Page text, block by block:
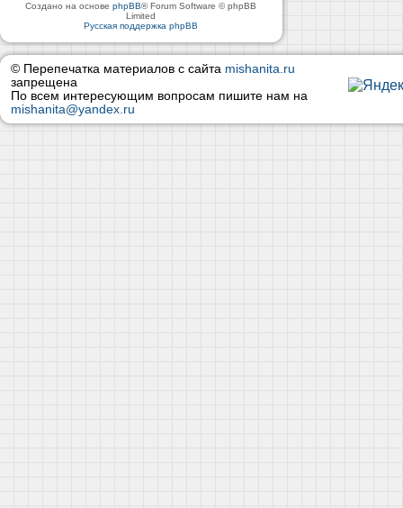
Создано на основеphpBB® Forum Software © phpBB
Limited
Русская поддержка phpBB
© Перепечатка материалов с сайта mishanita.ru
запрещена
По всем интересующим вопросам пишите нам на
mishanita@yandex.ru